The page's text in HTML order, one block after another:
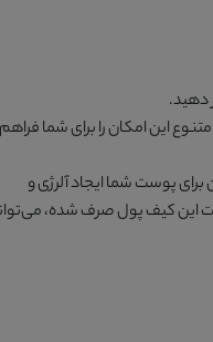
دهید.
این امکان را برای شما فراهم
پوست شما ایجاد آلرژی و
این کیف پول صرف شده،